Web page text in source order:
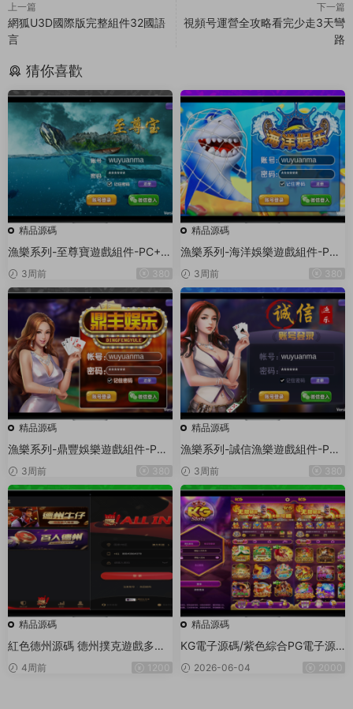
上一篇
網狐U3D國際版完整組件32國語
言
下一篇
視頻号運營全攻略看完少走3天彎
路
猜你喜歡
精品源碼
漁樂系列-至尊寶遊戲組件-PC+安
卓+蘋果3端
3周前 380
精品源碼
漁樂系列-海洋娛樂遊戲組件-PC
+安卓+蘋果3端
3周前 380
精品源碼
漁樂系列-鼎豐娛樂遊戲組件-PC
+安卓+蘋果3端
3周前 380
精品源碼
漁樂系列-誠信漁樂遊戲組件-PC
+安卓+蘋果3端
3周前 380
精品源碼
紅色德州源碼 德州撲克遊戲多語
言版/Unity+JAVA版APP雙端源
碼/中英繁三語言+帶控+帶彩池持
4周前 1200
精品源碼
KG電子源碼/紫色綜合PG電子源
碼/老虎機源碼/電玩城源碼/PG遊
戲系統源碼/棋牌捕魚無需接口無
2026-06-04 2000